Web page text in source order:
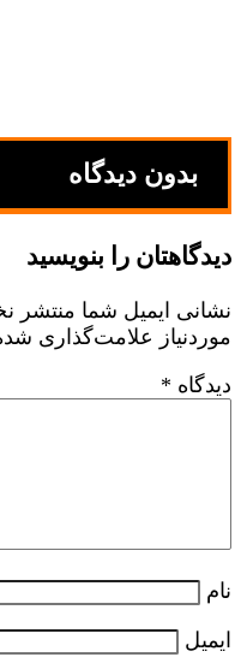
بدون دیدگاه
دیدگاهتان را بنویسید
نشانی ایمیل شما منتشر
موردنیاز علامت‌گذاری
دیدگاه *
نام
ایمیل